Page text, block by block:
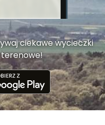
ciekawe wycieczki
terenowe!